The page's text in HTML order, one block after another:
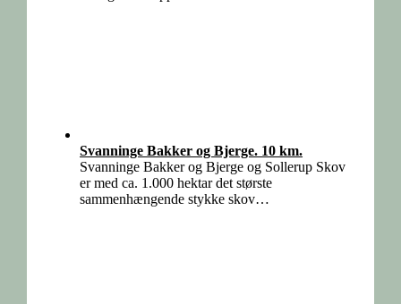
Svanninge Bakker og Bjerge. 10 km.
Svanninge Bakker og Bjerge og Sollerup Skov
er med ca. 1.000 hektar det største
sammenhængende stykke skov…